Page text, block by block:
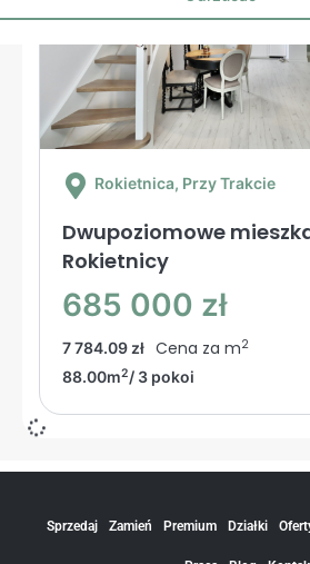
Rokietnica, Przy Trakcie
Dwupoziomowe
Rokietnicy
685 000 zł
7 784.09 zł Cena za m2
88.00m2/ 3 pokoi